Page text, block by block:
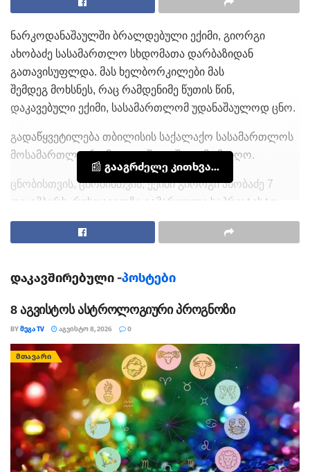
ნარკოდანაშაულში ბრალდებული ექიმი, გიორგი
ახობაძე სასამართლო სხდომათა დარბაზიდან
გათავისუფლდა. მას ხელბორკილები მას
შემდეგ მოხსნეს, რაც რამდენიმე წუთის წინ,
დაკავებული ექიმი, სასამართლომ უდანაშაულოდ ცნო.
გადაწყვეტილება თბილისის საქალაქო სასამართლოს
მოსამართლე, რომეო ტყეშელაშვილმა მიიღო.
ცნობისთვის, ცნობისთვის, ექიმი გიორგი ახობაძე 7
დეკემბერს, რუსთაველზე გამართული საპროტესტო
აქციიდან სახლში დაბრუნებისას დააკავეს. მას ბრალი
სისხლის სამართლის კოდექსის 260-ე მუხლის მე-6
ნარკოტიკული საშუალებების უკანონო შეძენა-შენახვას
ან უვადო თავისუფლების აღკვეთას ითვალისწინებს.
📰 გააგრძელე კითხვა...
დაკავშირებული -პოსტები
8 აგვისტოს ასტროლოგიური პროგნოზი
BYᲛᲔᲒᲐ TV ᲐᲒᲕᲘᲡᲢᲝ 8, 2026 0
ᲛᲗᲐᲕᲐᲠᲘ